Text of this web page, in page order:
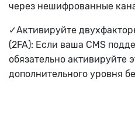
через нешифрованные
✓Активируйте
(2FA): Если ваша CMS
обязательно активируйте
дополнительного уровня